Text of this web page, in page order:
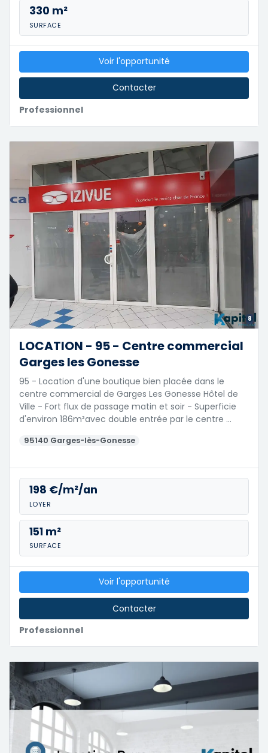
330 m²
SURFACE
Professionnel
Voir l'opportunité
Contacter
8
LOCATION - 95 - Centre commercial
Garges les Gonesse
95 - Location d'une boutique bien placée dans le
centre commercial de Garges Les Gonesse Hôtel de
Ville - Fort flux de passage matin et soir - Superficie
d'environ 186m²avec double entrée par le centre …
95140 Garges-lès-Gonesse
198 €/m²/an
LOYER
151 m²
SURFACE
Professionnel
Voir l'opportunité
Contacter